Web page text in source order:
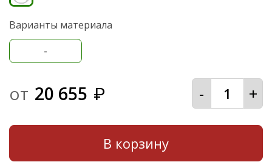
Варианты материала
-
от 20 655 ₽ - +
В корзину